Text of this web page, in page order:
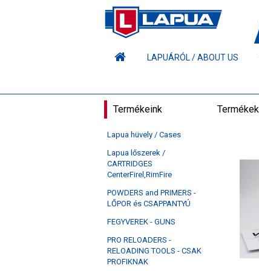
LAPUÁRÓL / ABOUT US
Termékeink
Lapua hüvely / Cases
Lapua lőszerek /
CARTRIDGES
CenterFirel,RimFire
POWDERS and PRIMERS -
LŐPOR és CSAPPANTYÚ
FEGYVEREK - GUNS
PRO RELOADERS -
RELOADING TOOLS - CSAK
PROFIKNAK
Termékek